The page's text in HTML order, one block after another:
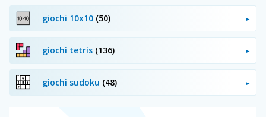
giochi 10x10 (50)
giochi tetris (136)
giochi sudoku (48)